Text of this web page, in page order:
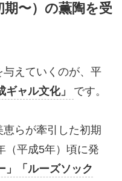
〜）の薫陶を受
えていくのが、平
ギャル文化」 です。
らが牽引した初期
（平成5年）頃に発
」「ルーズソック